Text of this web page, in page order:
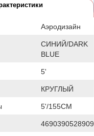
Аэродизайн
СИНИЙ/DARK
BLUE
5'
КРУГЛЫЙ
5'/155СМ
4690390528909